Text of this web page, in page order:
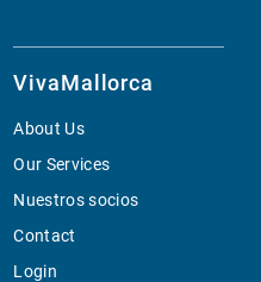
VivaMallorca
About Us
Our Services
Nuestros socios
Contact
Login